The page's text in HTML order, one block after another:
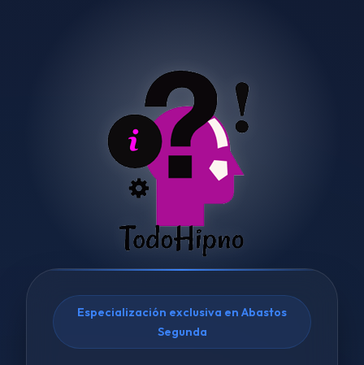
Especialización exclusiva en Abastos
Segunda